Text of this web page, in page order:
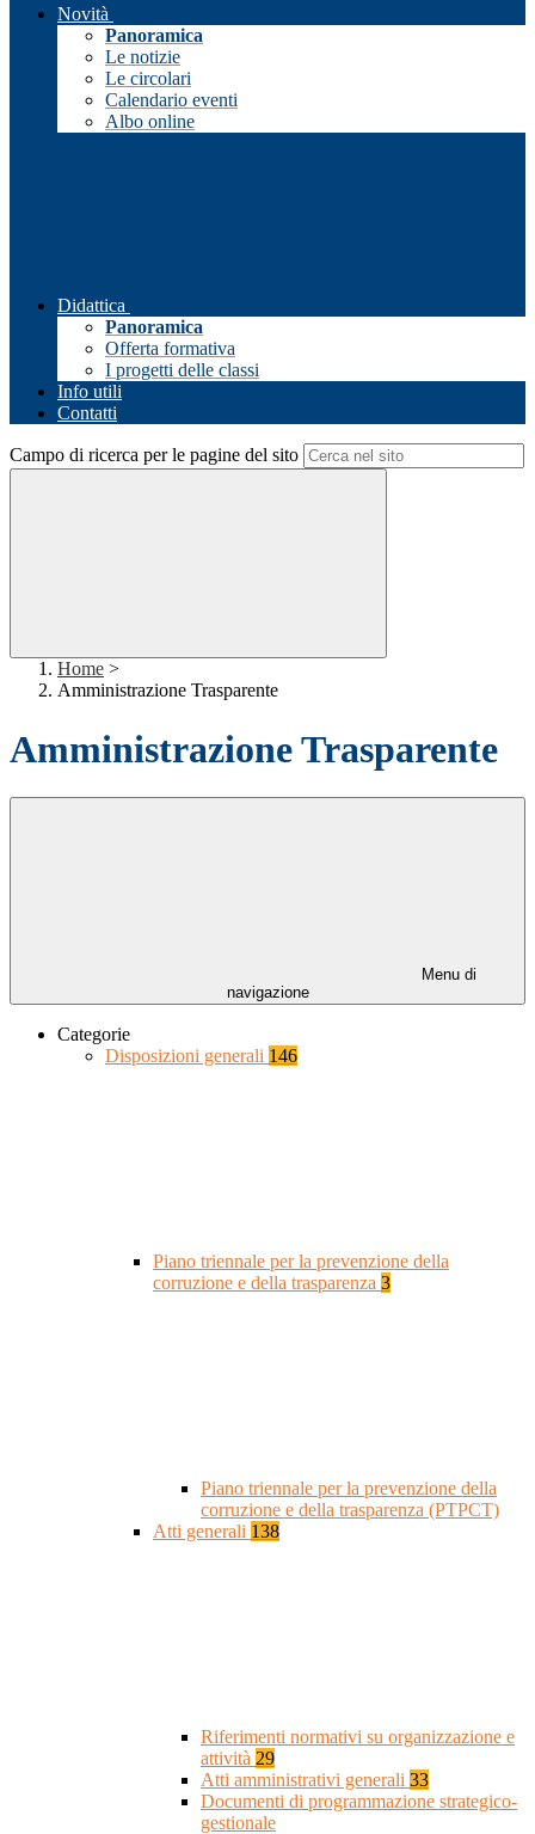
Novità
Panoramica
Le notizie
Le circolari
Calendario eventi
Albo online
Didattica
Panoramica
Offerta formativa
I progetti delle classi
Info utili
Contatti
Campo di ricerca per le pagine del sito
Home >
Amministrazione Trasparente
Amministrazione Trasparente
Menu di
navigazione
Categorie
Disposizioni generali 146
Piano triennale per la prevenzione della
corruzione e della trasparenza 3
Piano triennale per la prevenzione della
corruzione e della trasparenza (PTPCT)
Atti generali 138
Riferimenti normativi su organizzazione e
attività 29
Atti amministrativi generali 33
Documenti di programmazione strategico-
gestionale